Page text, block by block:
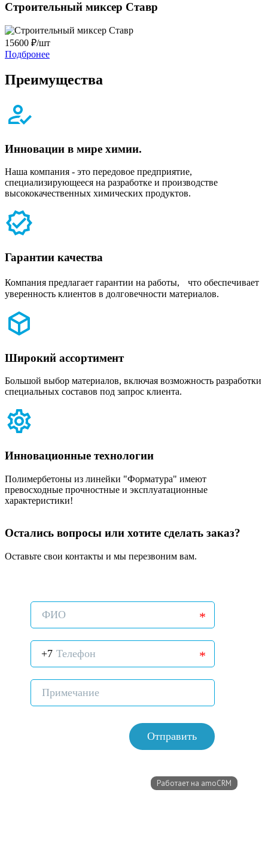
Строительный миксер Ставр
15600 ₽/шт
Подбронее
Преимущества
Инновации в мире химии.
Наша компания - это передовое предприятие,
специализирующееся на разработке и производстве
высококачественных химических продуктов.
Гарантии качества
Компания предлагает гарантии на работы, что обеспечивает
уверенность клиентов в долговечности материалов.
Широкий ассортимент
Большой выбор материалов, включая возможность разработки
специальных составов под запрос клиента.
Инновационные технологии
Полимербетоны из линейки "Форматура" имеют
превосходные прочностные и эксплуатационные
характеристики!
Остались вопросы или хотите сделать заказ?
Оставьте свои контакты и мы перезвоним вам.